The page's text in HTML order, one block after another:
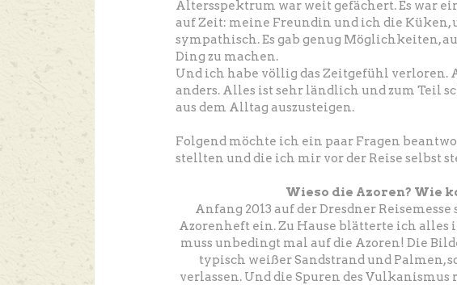
Altersspektrum war weit gefächert. Es war
auf Zeit: meine Freundin und ich die
sympathisch. Es gab genug Möglichkeiten,
Ding zu machen.
Und ich habe völlig das Zeitgefühl verloren.
anders. Alles ist sehr ländlich und zum Teil
aus dem Alltag auszusteigen.
Folgend möchte ich ein paar Fragen
stellten und die ich mir vor der Reise selbst
Wieso die Azoren? Wie
Anfang 2013 auf der Dresdner
Azorenheft ein. Zu Hause blätterte ich alles
muss unbedingt mal auf die Azoren! Die
typisch weißer Sandstrand und Palmen,
verlassen. Und die Spuren des